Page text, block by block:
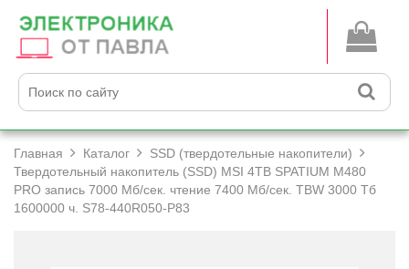
Главная Каталог
SSD (твердотельные накопители)
Твердотельный накопитель (SSD) MSI 4TB SPATIUM M480
PRO запись 7000 Мб/­сек. чтение 7400 Мб/­сек. TBW 3000 Тб
1600000 ч. S78-440R050-P83